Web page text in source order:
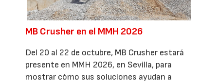
MB Crusher en el MMH 2026
Del 20 al 22 de octubre, MB Crusher estará
presente en MMH 2026, en Sevilla, para
mostrar cómo sus soluciones ayudan a